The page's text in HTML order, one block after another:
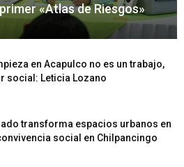
«Atlas de Riesgos»
en Acapulco no es un trabajo,
social: Leticia Lozano
transforma espacios urbanos en
social en Chilpancingo